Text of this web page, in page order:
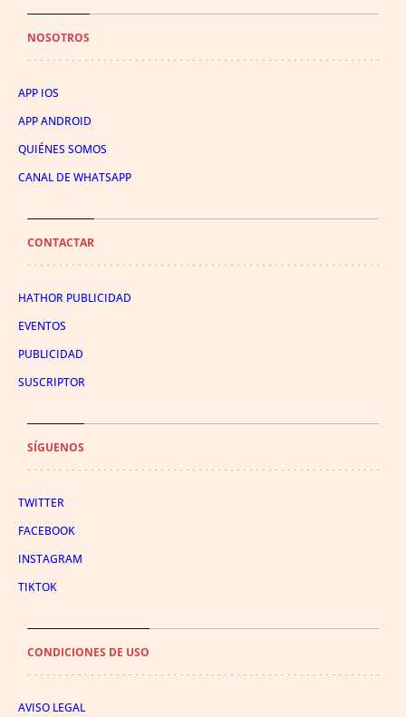
NOSOTROS
APP IOS
APP ANDROID
QUIÉNES SOMOS
CANAL DE WHATSAPP
CONTACTAR
HATHOR PUBLICIDAD
EVENTOS
PUBLICIDAD
SUSCRIPTOR
SÍGUENOS
TWITTER
FACEBOOK
INSTAGRAM
TIKTOK
CONDICIONES DE USO
AVISO LEGAL